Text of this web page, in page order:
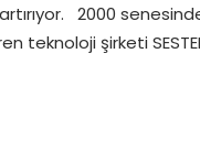
2000
teknoloji şirketi